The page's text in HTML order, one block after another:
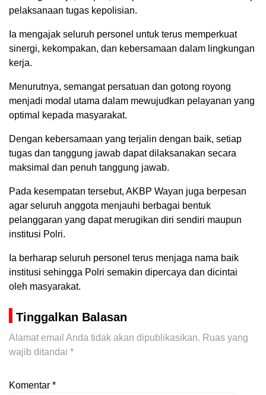
pelaksanaan tugas kepolisian.
Ia mengajak seluruh personel untuk terus memperkuat
sinergi, kekompakan, dan kebersamaan dalam lingkungan
kerja.
Menurutnya, semangat persatuan dan gotong royong
menjadi modal utama dalam mewujudkan pelayanan yang
optimal kepada masyarakat.
Dengan kebersamaan yang terjalin dengan baik, setiap
tugas dan tanggung jawab dapat dilaksanakan secara
maksimal dan penuh tanggung jawab.
Pada kesempatan tersebut, AKBP Wayan juga berpesan
agar seluruh anggota menjauhi berbagai bentuk
pelanggaran yang dapat merugikan diri sendiri maupun
institusi Polri.
Ia berharap seluruh personel terus menjaga nama baik
institusi sehingga Polri semakin dipercaya dan dicintai
oleh masyarakat.
Tinggalkan Balasan
Alamat email Anda tidak akan dipublikasikan. Ruas yang
wajib ditandai *
Komentar *